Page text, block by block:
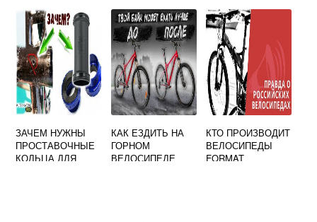
ЗАЧЕМ НУЖНЫ
ПРОСТАВОЧНЫЕ
КОЛЬЦА ДЛЯ
КАК ЕЗДИТЬ НА
ГОРНОМ
ВЕЛОСИПЕДЕ
КТО ПРОИЗВОДИТ
ВЕЛОСИПЕДЫ
FORMAT